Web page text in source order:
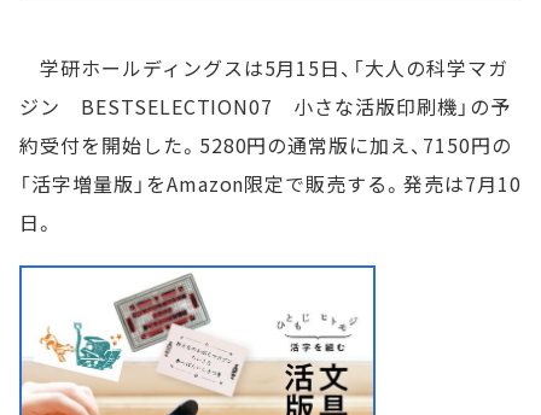
学研ホールディングスは5月15日、「大人の科学マガ
ジン BESTSELECTION07 小さな活版印刷機」の予
約受付を開始した。5280円の通常版に加え、7150円の
「活字増量版」をAmazon限定で販売する。発売は7月10
日。